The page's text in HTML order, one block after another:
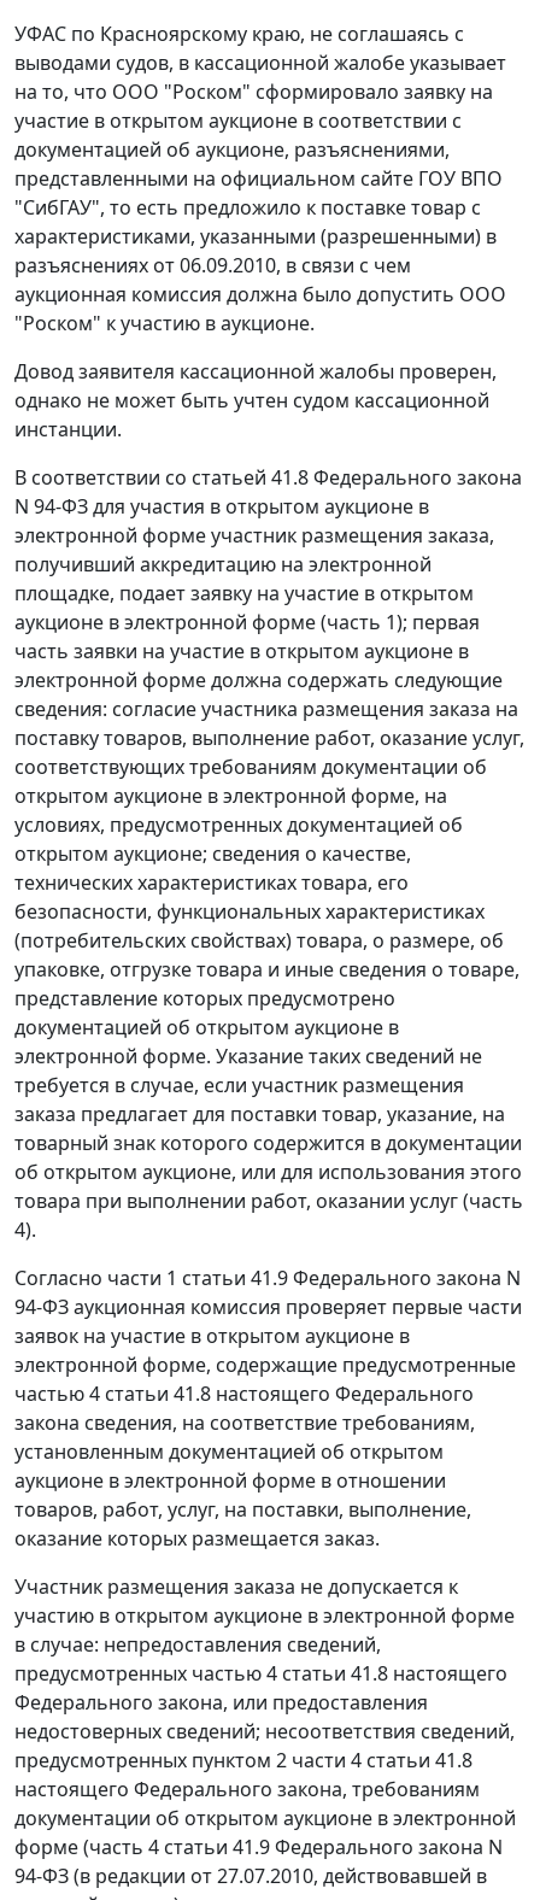
УФАС по Красноярскому краю, не соглашаясь с
выводами судов, в кассационной жалобе указывает
на то, что ООО "Роском" сформировало заявку на
участие в открытом аукционе в соответствии с
документацией об аукционе, разъяснениями,
представленными на официальном сайте ГОУ ВПО
"СибГАУ", то есть предложило к поставке товар с
характеристиками, указанными (разрешенными) в
разъяснениях от 06.09.2010, в связи с чем
аукционная комиссия должна было допустить ООО
"Роском" к участию в аукционе.
Довод заявителя кассационной жалобы проверен,
однако не может быть учтен судом кассационной
инстанции.
В соответствии со статьей 41.8Федерального закона
N 94-ФЗ для участия в открытом аукционе в
электронной форме участник размещения заказа,
получивший аккредитацию на электронной
площадке, подает заявку на участие в открытом
аукционе в электронной форме (часть 1); первая
часть заявки на участие в открытом аукционе в
электронной форме должна содержать следующие
сведения: согласие участника размещения заказа на
поставку товаров, выполнение работ, оказание услуг,
соответствующих требованиям документации об
открытом аукционе в электронной форме, на
условиях, предусмотренных документацией об
открытом аукционе; сведения о качестве,
технических характеристиках товара, его
безопасности, функциональных характеристиках
(потребительских свойствах) товара, о размере, об
упаковке, отгрузке товара и иные сведения о товаре,
представление которых предусмотрено
документацией об открытом аукционе в
электронной форме. Указание таких сведений не
требуется в случае, если участник размещения
заказа предлагает для поставки товар, указание, на
товарный знак которого содержится в документации
об открытом аукционе, или для использования этого
товара при выполнении работ, оказании услуг (часть
4).
Согласно части 1 статьи 41.9Федерального закона N
94-ФЗ аукционная комиссия проверяет первые части
заявок на участие в открытом аукционе в
электронной форме, содержащие предусмотренные
частью 4 статьи 41.8 настоящего Федерального
закона сведения, на соответствие требованиям,
установленным документацией об открытом
аукционе в электронной форме в отношении
товаров, работ, услуг, на поставки, выполнение,
оказание которых размещается заказ.
Участник размещения заказа не допускается к
участию в открытом аукционе в электронной форме
в случае: непредоставления сведений,
предусмотренных частью 4 статьи 41.8 настоящего
Федерального закона, или предоставления
недостоверных сведений; несоответствия сведений,
предусмотренных пунктом 2 части 4 статьи 41.8
настоящего Федерального закона, требованиям
документации об открытом аукционе в электронной
форме (часть 4 статьи 41.9Федерального закона N
94-ФЗ (в редакции от 27.07.2010, действовавшей в